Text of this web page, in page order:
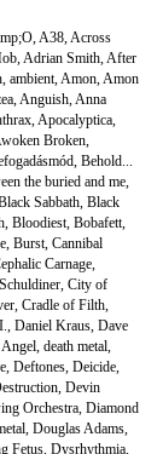
,A38,Across
,Adrian Smith,After
, ambient,Amon,Amon
,Anguish,Anna
,Apocalyptica,
Broken,
, Behold...
the buried and me,
Sabbath, Black
, Bloodiest, Bobafett,
, Burst, Cannibal
Carnage,
, City of
, Cradle of Filth,
, Daniel Kraus, Dave
Angel, death metal,
, Deftones, Deicide,
, Devin
Orchestra, Diamond
, Douglas Adams,
Fetus, Dysrhythmia,